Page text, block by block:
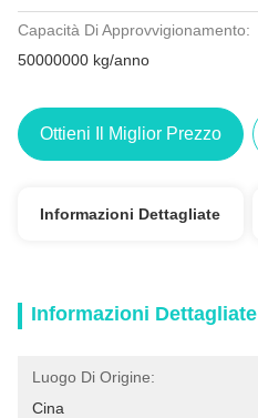
Capacità Di Approvvigionamento:
50000000 kg/anno
Ottieni Il Miglior Prezzo
Informazioni Dettagliate
Informazioni Dettagliate
Luogo Di Origine:
Cina